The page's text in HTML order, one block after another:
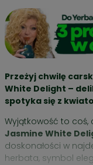
MATE
–
BIAŁY
JAŚMIN
+
NABIERAK
BUKOWY
Przeżyj chwilę
White Delight –
spotyka się z
Wyjątkowość to
Jasmine White
doskonałości w
herbata, symbol